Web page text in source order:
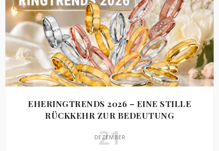
EHERINGTRENDS 2026 – EINE STILLE
RÜCKKEHR ZUR BEDEUTUNG
21
DEZEMBER